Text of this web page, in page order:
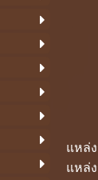
แหล่
แหล่